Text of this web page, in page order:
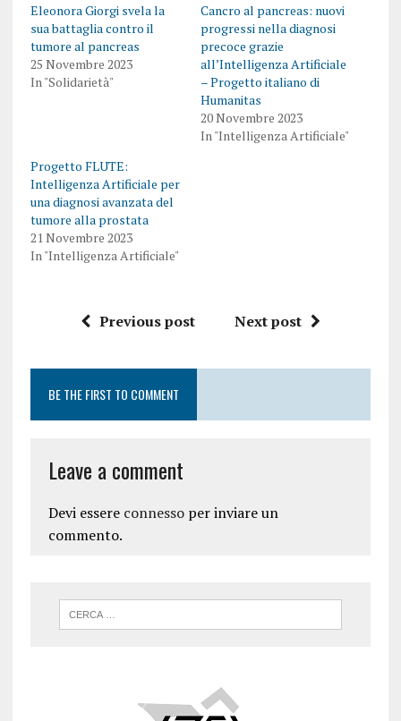
Eleonora Giorgi svela la
sua battaglia contro il
tumore al pancreas
25 Novembre 2023
In "Solidarietà"
Cancro al pancreas: nuovi
progressi nella diagnosi
precoce grazie
all’Intelligenza Artificiale
– Progetto italiano di
Humanitas
20 Novembre 2023
In "Intelligenza Artificiale"
Progetto FLUTE:
Intelligenza Artificiale per
una diagnosi avanzata del
tumore alla prostata
21 Novembre 2023
In "Intelligenza Artificiale"
Previous post Next post
BE THE FIRST TO COMMENT
Leave a comment
Devi essere connessoper inviare un
commento.